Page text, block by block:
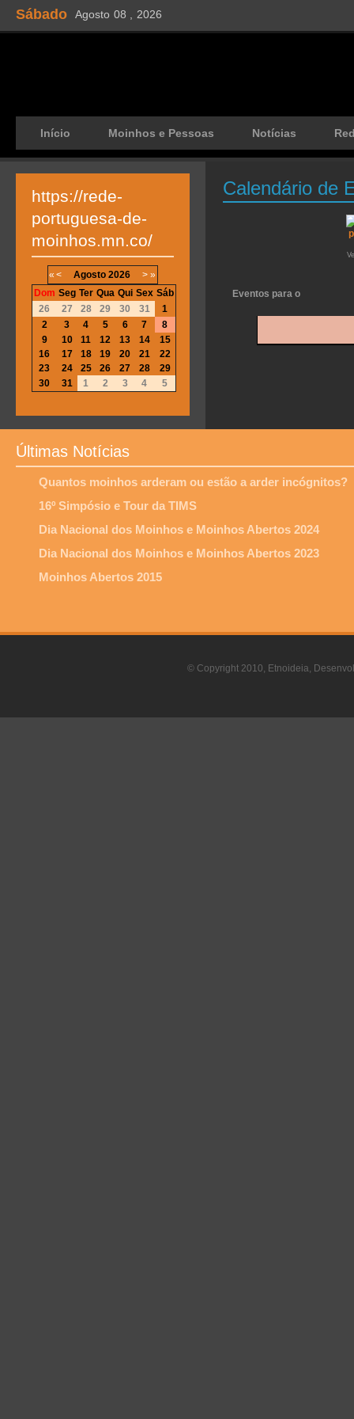
Sábado Agosto 08 , 2026
Início Moinhos e Pessoas Notícias
Calendário de
Eventos para o
https://rede-
portuguesa-de-
moinhos.mn.co/
« < Agosto 2026 > »
Dom Seg Ter Qua Qui Sex Sáb
26
27 28 29 30 31
1
2
3 4 5 6 7
8
9
10 11 12 13 14
15
16
17 18 19 20 21
22
23
24 25 26 27 28
29
30
31 1 2 3 4 5
Últimas Notícias
Quantos moinhos arderam ou estão a arder incógnitos?
16º Simpósio e Tour da TIMS
Dia Nacional dos Moinhos e Moinhos Abertos 2024
Dia Nacional dos Moinhos e Moinhos Abertos 2023
Moinhos Abertos 2015
© Copyright 2010, Etnoideia,